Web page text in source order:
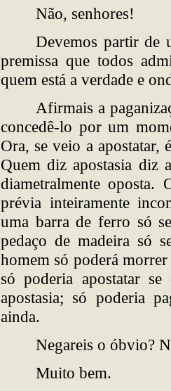
Não, senhores!
Devemos partir de
premissa que todos
quem está a verdade e
Afirmais a
concedê-lo por um
Ora, se veio a apostatar,
Quem diz apostasia diz
diametralmente oposta.
prévia inteiramente
uma barra de ferro só
pedaço de madeira só
homem só poderá
só poderia apostatar
apostasia; só poderia
ainda.
Negareis o óbvio?
Muito bem.